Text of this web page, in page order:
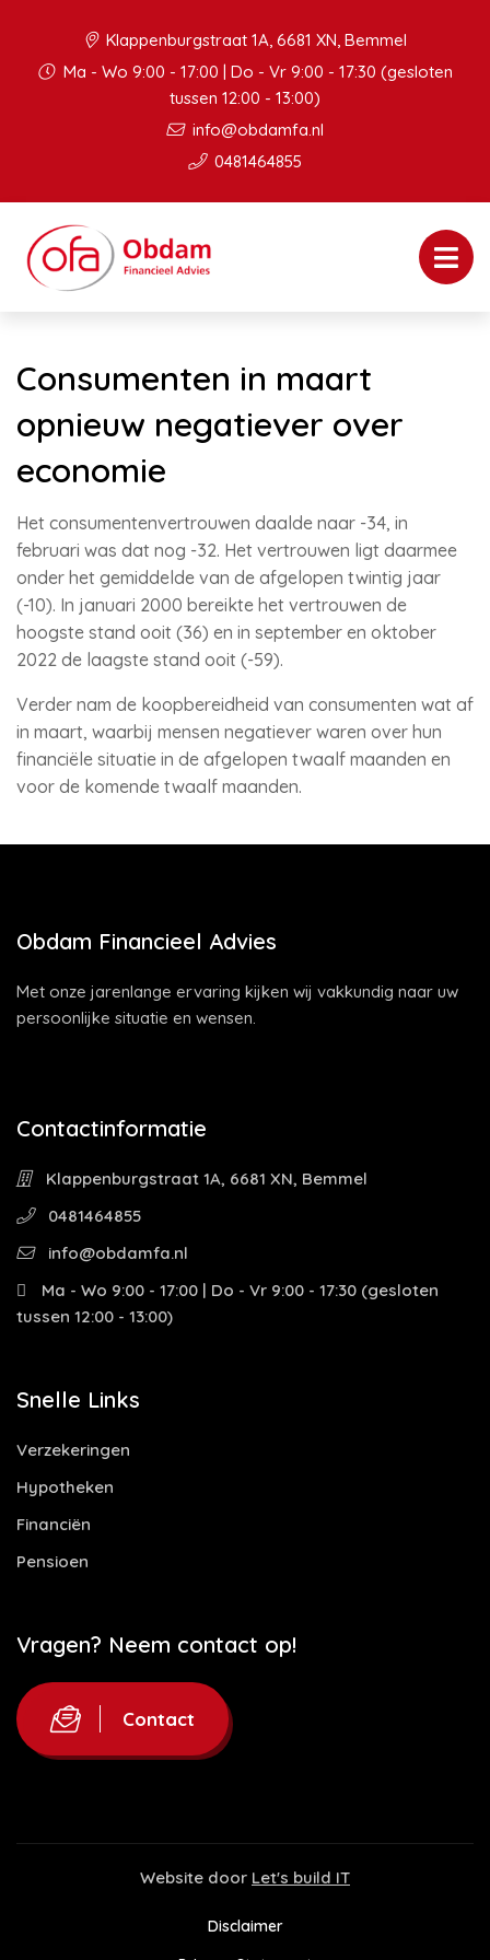
Klappenburgstraat 1A, 6681 XN, Bemmel
Ma - Wo 9:00 - 17:00 | Do - Vr 9:00 - 17:30 (gesloten
tussen 12:00 - 13:00)
info@obdamfa.nl
0481464855
Consumenten in maart
opnieuw negatiever over
economie
Het consumentenvertrouwen daalde naar -34, in
februari was dat nog -32. Het vertrouwen ligt daarmee
onder het gemiddelde van de afgelopen twintig jaar
(-10). In januari 2000 bereikte het vertrouwen de
hoogste stand ooit (36) en in september en oktober
2022 de laagste stand ooit (-59).
Verder nam de koopbereidheid van consumenten wat af
in maart, waarbij mensen negatiever waren over hun
financiële situatie in de afgelopen twaalf maanden en
voor de komende twaalf maanden.
Obdam Financieel Advies
Met onze jarenlange ervaring kijken wij vakkundig naar uw
persoonlijke situatie en wensen.
Contactinformatie
Klappenburgstraat 1A, 6681 XN, Bemmel
0481464855
info@obdamfa.nl
Ma - Wo 9:00 - 17:00 | Do - Vr 9:00 - 17:30 (gesloten
tussen 12:00 - 13:00)
Snelle Links
Verzekeringen
Hypotheken
Financiën
Pensioen
Vragen? Neem contact op!
Contact
Website door Let's build IT
Disclaimer